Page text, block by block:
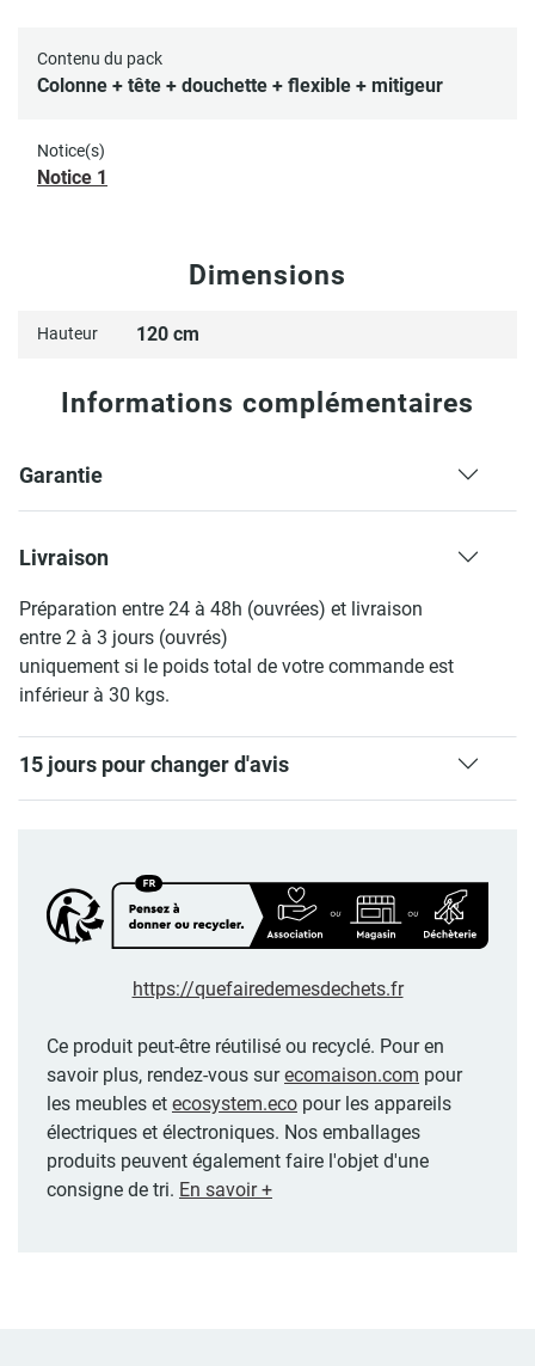
Contenu du pack
Colonne + tête + douchette + flexible + mitigeur
Notice(s)
Notice 1
Dimensions
Hauteur 120 cm
Informations complémentaires
Garantie
Livraison
Préparation entre 24 à 48h (ouvrées) et livraison
entre 2 à 3 jours (ouvrés)
uniquement si le poids total de votre commande est
inférieur à 30 kgs.
15 jours pour changer d'avis
https://quefairedemesdechets.fr
Ce produit peut-être réutilisé ou recyclé. Pour en
savoir plus, rendez-vous surecomaison.com pour
les meubles et ecosystem.eco pour les appareils
électriques et électroniques. Nos emballages
produits peuvent également faire l'objet d'une
consigne de tri. En savoir +